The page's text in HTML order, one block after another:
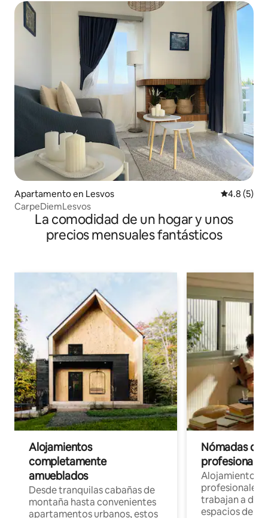
Apartamento en Lesvos
4.8 (5)
CarpeDiemLesvos
La comodidad de un hogar y unos
precios mensuales fantásticos
Alojamientos
completamente
amueblados
Desde tranquilas cabañas de
montaña hasta convenientes
apartamentos urbanos, estos
Nómadas
Alojamientos
profesionales
trabajan a
espacios de